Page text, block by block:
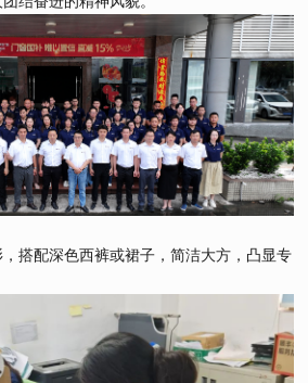
搭配深色西裤或裙子，简洁大方，凸显专